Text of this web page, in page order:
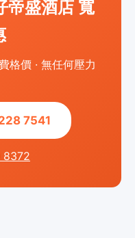
帝盛酒店 寬
格價 · 無任何壓力
7541
8372